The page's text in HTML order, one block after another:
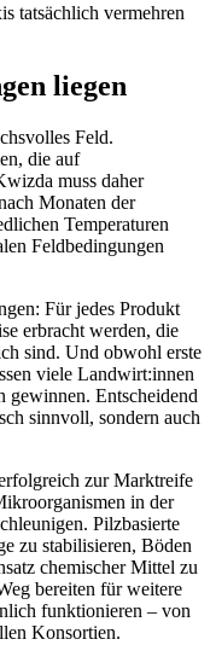
tatsächlich vermehren
liegen
Feld.
die auf
muss daher
Monaten der
Temperaturen
Feldbedingungen
Für jedes Produkt
erbracht werden, die
sind. Und obwohl erste
viele Landwirt:innen
gewinnen. Entscheidend
sinnvoll, sondern auch
zur Marktreife
in der
Pilzbasierte
zu stabilisieren, Böden
chemischer Mittel zu
bereiten für weitere
funktionieren – von
Konsortien.